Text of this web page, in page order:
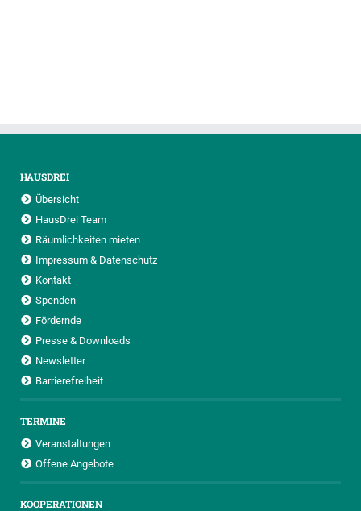
HAUSDREI
Übersicht
HausDrei Team
Räumlichkeiten mieten
Impressum & Datenschutz
Kontakt
Spenden
Fördernde
Presse & Downloads
Newsletter
Barrierefreiheit
TERMINE
Veranstaltungen
Offene Angebote
KOOPERATIONEN